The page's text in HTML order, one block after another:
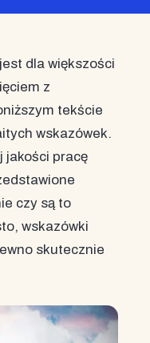
jest dla większości
z
tekście
wskazówek.
jakości pracę
czy są to
wskazówki
skutecznie